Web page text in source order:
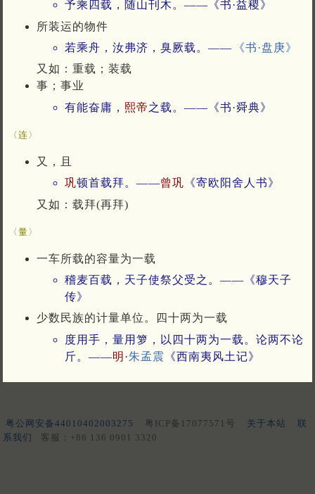
予乘四载，随山刊木。——《书·益稷》
所装运的物件
若乘舟，汝弗济，臭厥载。——
《书·盘庚》
又如：重载；装载
事；事业
有能奋庸， 熙帝之载。——《书·舜典》
〈连〉
又，且
巩顿首载拜。——曾巩 《寄欧阳舍人书》
又如：载拜(再拜)
〈量〉
一车所载的容量为一载
稽麦百载，天子使祭父受之。——《穆天子
传》
少数民族的计量单位。四十两为一载
度用手，量用箩，以四十两为一载。论两不论
斤。——明 ·朱孟震 《西南夷风土记》
粤公网安备44010402003275 粤ICP备17077571号 关于本站
联
系我们
客服：+86 136 0901 3320